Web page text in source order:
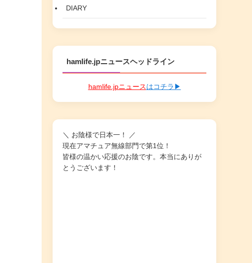
DIARY
hamlife.jpニュースヘッドライン
hamlife.jpニュースはコチラ▶
＼ お陰様で日本一！ ／
現在アマチュア無線部門で第1位！
皆様の温かい応援のお陰です。本当にありが
とうございます！